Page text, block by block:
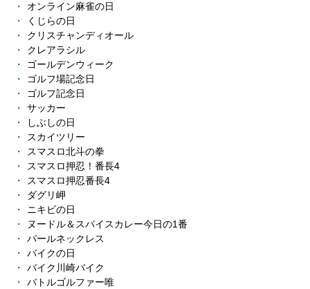
オンライン麻雀の日
くじらの日
クリスチャンディオール
クレアラシル
ゴールデンウィーク
ゴルフ場記念日
ゴルフ記念日
サッカー
しぶしの日
スカイツリー
スマスロ北斗の拳
スマスロ押忍！番長4
スマスロ押忍番長4
ダグリ岬
ニキビの日
ヌードル＆スパイスカレー今日の1番
パールネックレス
バイクの日
バイク川崎バイク
バトルゴルファー唯